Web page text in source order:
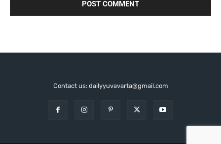
Contact us: dailyyuvavarta@gmail.com